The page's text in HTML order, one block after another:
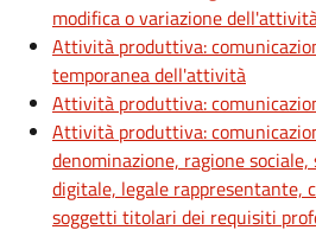
modifica o variazione
Attività produttiva:
temporanea dell'attività
Attività produttiva:
Attività produttiva:
denominazione, ragione
digitale, legale rappresentante,
soggetti titolari dei requisiti